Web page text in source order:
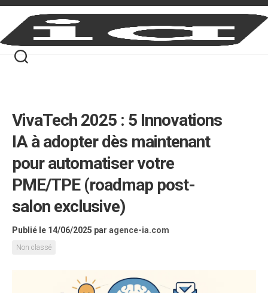
Skip
content
VivaTech 2025 : 5 Innovations
IA à adopter dès maintenant
pour automatiser votre
PME/TPE (roadmap post-
salon exclusive)
Publié le 14/06/2025 par agence-ia.com
Non classé